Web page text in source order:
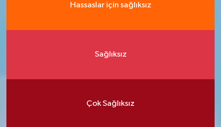
Hassaslar için sağlıksız
Sağlıksız
Çok Sağlıksız